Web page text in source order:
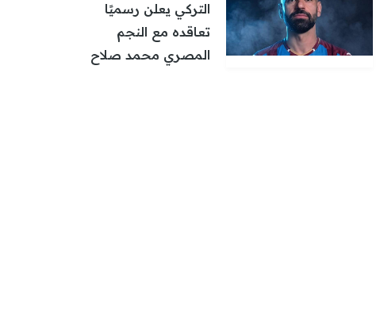
التركي يعلن رسميًا
تعاقده مع النجم
المصري محمد صلاح